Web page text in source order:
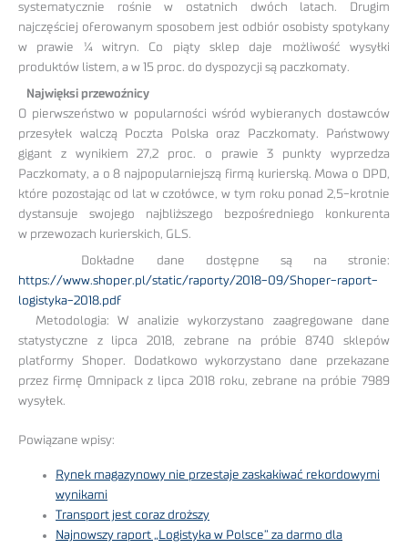
systematycznie rośnie w ostatnich dwóch latach. Drugim
najczęściej oferowanym sposobem jest odbiór osobisty spotykany
w prawie ¼ witryn. Co piąty sklep daje możliwość wysyłki
produktów listem, a w 15 proc. do dyspozycji są paczkomaty.
Najwięksi przewoźnicy
O pierwszeństwo w popularności wśród wybieranych dostawców
przesyłek walczą Poczta Polska oraz Paczkomaty. Państwowy
gigant z wynikiem 27,2 proc. o prawie 3 punkty wyprzedza
Paczkomaty, a o 8 najpopularniejszą firmą kurierską. Mowa o DPD,
które pozostając od lat w czołówce, w tym roku ponad 2,5-krotnie
dystansuje swojego najbliższego bezpośredniego konkurenta
w przewozach kurierskich, GLS.
Dokładne dane dostępne są na stronie:
https://www.shoper.pl/static/raporty/2018-09/Shoper-raport-
logistyka-2018.pdf
Metodologia: W analizie wykorzystano zaagregowane dane
statystyczne z lipca 2018, zebrane na próbie 8740 sklepów
platformy Shoper. Dodatkowo wykorzystano dane przekazane
przez firmę Omnipack z lipca 2018 roku, zebrane na próbie 7989
wysyłek.
Powiązane wpisy:
Rynek magazynowy nie przestaje zaskakiwać rekordowymi
wynikami
Transport jest coraz droższy
Najnowszy raport „Logistyka w Polsce” za darmo dla